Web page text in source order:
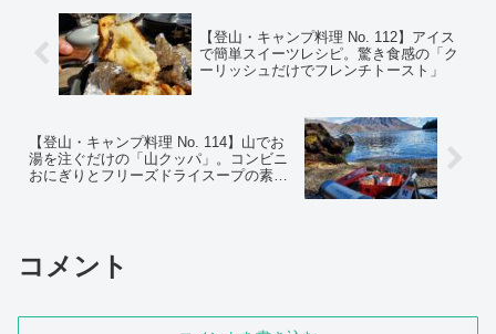
【登山・キャンプ料理 No. 112】アイス
で簡単スイーツレシピ。驚き食感の「ク
ーリッシュだけでフレンチトースト」
【登山・キャンプ料理 No. 114】山でお
湯を注ぐだけの「山クッパ」。コンビニ
おにぎりとフリーズドライスープの素で
コメント